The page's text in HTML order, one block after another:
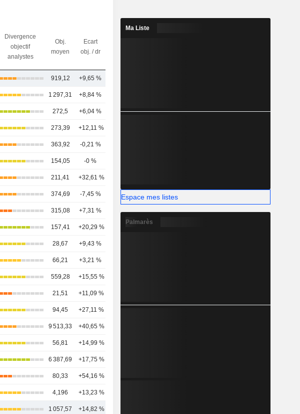
Divergence
objectif
analystes
Obj.
moyen
Ecart
obj. / dr
919,12 +9,65 %
1 297,31 +8,84 %
272,5 +6,04 % 22
273,39 +12,11 %
363,92 -0,21 %
154,05 -0 %
211,41 +32,61 %
374,69 -7,45 % 29
315,08 +7,31 % 24
157,41 +20,29 %
28,67 +9,43 %
66,21 +3,21 %
559,28 +15,55 %
21,51 +11,09 %
94,45 +27,11 %
9 513,33 +40,65 %
56,81 +14,99 %
6 387,69 +17,75 %
80,33 +54,16 %
4,196 +13,23 %
1 057,57 +14,82 %
Ma Liste
Espace mes listes
Palmarès